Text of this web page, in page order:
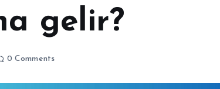
gelir?
0 Comments